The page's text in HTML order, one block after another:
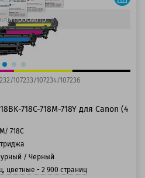
просмотр
107233/107234/107236
718C-718M-718Y для Canon (4
718C
/ Черный
цветные - 2 900 страниц